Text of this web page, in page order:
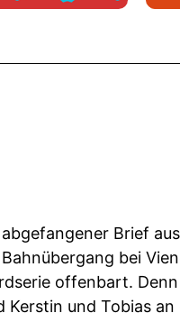
abgefangener Brief
bei
offenbart.
Kerstin und Tobias